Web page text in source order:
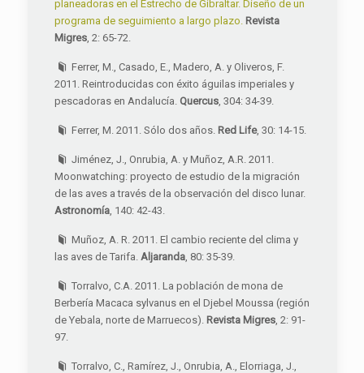
planeadoras en el Estrecho de Gibraltar. Diseño de un
programa de seguimiento a largo plazo. Revista
Migres, 2: 65-72.
Ferrer, M., Casado, E., Madero, A. y Oliveros, F.
2011. Reintroducidas con éxito águilas imperiales y
pescadoras en Andalucía. Quercus, 304: 34-39.
Ferrer, M. 2011. Sólo dos años. Red Life, 30: 14-15.
Jiménez, J., Onrubia, A. y Muñoz, A.R. 2011.
Moonwatching: proyecto de estudio de la migración
de las aves a través de la observación del disco lunar.
Astronomía, 140: 42-43.
Muñoz, A. R. 2011. El cambio reciente del clima y
las aves de Tarifa. Aljaranda, 80: 35-39.
Torralvo, C.A. 2011. La población de mona de
Berbería Macaca sylvanus en el Djebel Moussa (región
de Yebala, norte de Marruecos). Revista Migres, 2: 91-
97.
Torralvo, C., Ramírez, J., Onrubia, A., Elorriaga, J.,